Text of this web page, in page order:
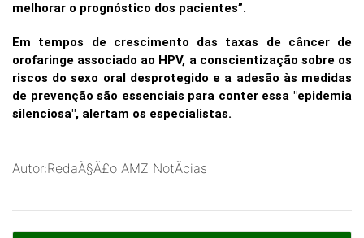
melhorar o prognóstico dos pacientes”.
Em tempos de crescimento das taxas de câncer de
orofaringe associado ao HPV, a conscientização sobre os
riscos do sexo oral desprotegido e a adesão às medidas
de prevenção são essenciais para conter essa "epidemia
silenciosa", alertam os especialistas.
Autor:RedaÃ§Ã£o AMZ NotÃ­cias